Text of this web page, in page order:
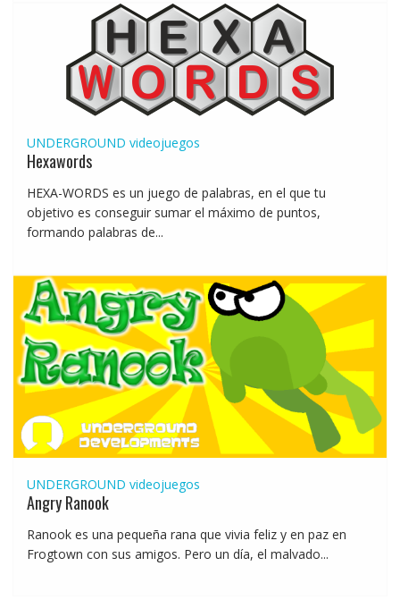
UNDERGROUND videojuegos
Hexawords
HEXA-WORDS es un juego de palabras, en el que tu
objetivo es conseguir sumar el máximo de puntos,
formando palabras de...
UNDERGROUND videojuegos
Angry Ranook
Ranook es una pequeña rana que vivia feliz y en paz en
Frogtown con sus amigos. Pero un día, el malvado...